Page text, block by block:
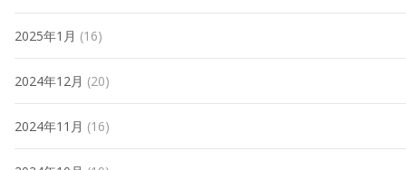
2025年1月 (16)
2024年12月 (20)
2024年11月 (16)